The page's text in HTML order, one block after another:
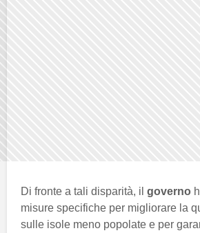
Di fronte a tali disparità, il governo
misure specifiche per migliorare la
sulle isole meno popolate e per